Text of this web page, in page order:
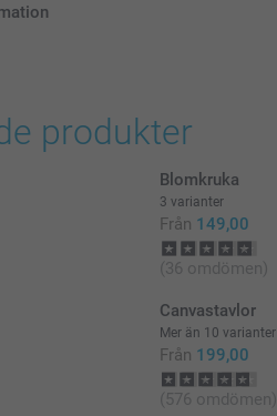
produkter
Blomkruka
3 varianter
Från 149,00
(36 omdömen)
Canvastavlor
Mer än 10 varianter
Från 199,00
(576 omdömen)